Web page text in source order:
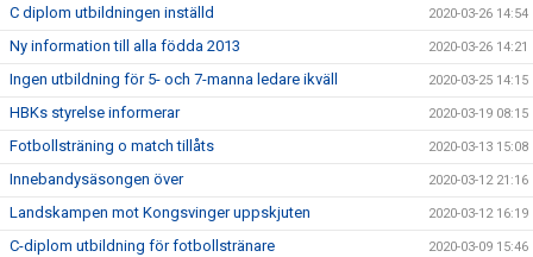
C diplom utbildningen inställd 2020-03-26 14:54
Ny information till alla födda 2013 2020-03-26 14:21
Ingen utbildning för 5- och 7-manna ledare ikväll 2020-03-25 14:15
HBKs styrelse informerar 2020-03-19 08:15
Fotbollsträning o match tillåts 2020-03-13 15:08
Innebandysäsongen över 2020-03-12 21:16
Landskampen mot Kongsvinger uppskjuten 2020-03-12 16:19
C-diplom utbildning för fotbollstränare 2020-03-09 15:46